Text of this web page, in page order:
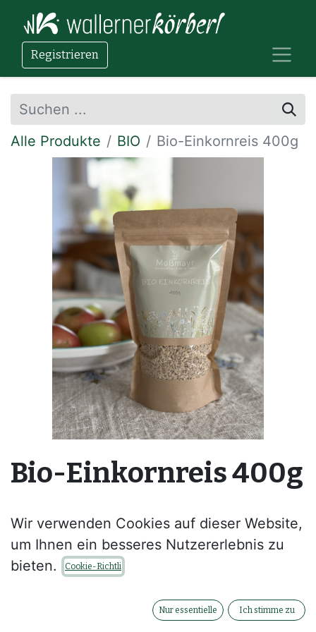
Registrieren
Alle Produkte BIO Bio-Einkornreis 400g
Bio-Einkornreis 400g
Kontaktieren Sie uns
Wir verwenden Cookies auf dieser Website,
um Ihnen ein besseres Nutzererlebnis zu
bieten.
Cookie-Richtli
Nur essentielle Ich stimme zu